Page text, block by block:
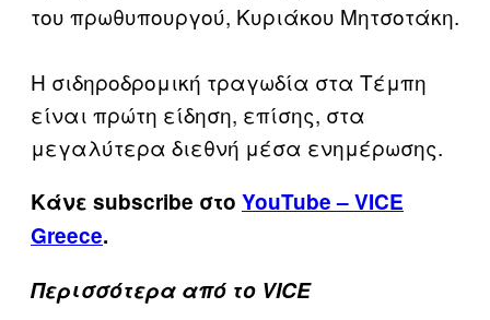
του πρωθυπουργού, Κυριάκου Μητσοτάκη.
Η σιδηροδρομική τραγωδία στα Τέμπη
είναι πρώτη είδηση, επίσης, στα
μεγαλύτερα διεθνή μέσα ενημέρωσης.
Κάνε subscribe στο YouTube – VICE
Greece.
Περισσότερα από το VICE